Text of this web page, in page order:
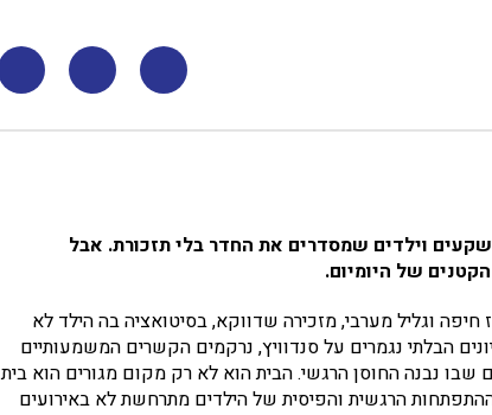
וילדים שמסדרים את החדר בלי תזכורת. אבל
של היומיום.
וגליל מערבי, מזכירה שדווקא, בסיטואציה בה הילד לא
הבלתי נגמרים על סנדוויץ, נרקמים הקשרים המשמעותיים
נבנה החוסן הרגשי. הבית הוא לא רק מקום מגורים הוא בית
הרגשית והפיסית של הילדים מתרחשת לא באירועים